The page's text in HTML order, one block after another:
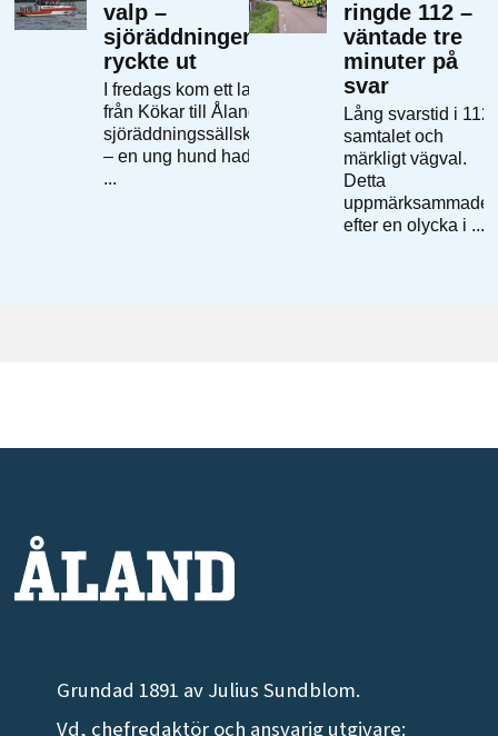
Grundad 1891 av Julius Sundblom.
Vd, chefredaktör och ansvarig utgivare: